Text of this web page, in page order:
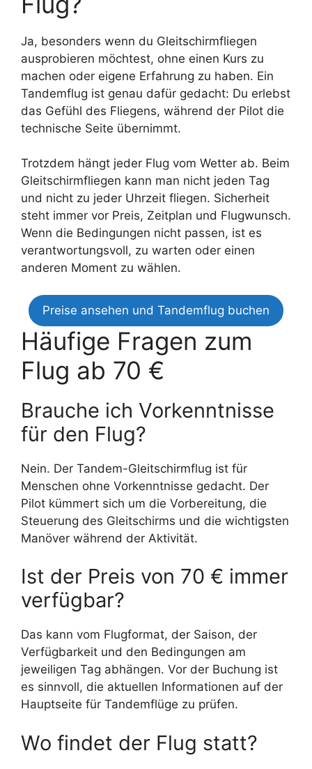
Ja, besonders wenn du Gleitschirmfliegen
ausprobieren möchtest, ohne einen Kurs zu
machen oder eigene Erfahrung zu haben. Ein
Tandemflug ist genau dafür gedacht: Du erlebst
das Gefühl des Fliegens, während der Pilot die
technische Seite übernimmt.
Trotzdem hängt jeder Flug vom Wetter ab. Beim
Gleitschirmfliegen kann man nicht jeden Tag
und nicht zu jeder Uhrzeit fliegen. Sicherheit
steht immer vor Preis, Zeitplan und Flugwunsch.
Wenn die Bedingungen nicht passen, ist es
verantwortungsvoll, zu warten oder einen
anderen Moment zu wählen.
Preise ansehen und Tandemflug buchen
Häufige Fragen zum
Flug ab 70 €
Brauche ich Vorkenntnisse
für den Flug?
Nein. Der Tandem-Gleitschirmflug ist für
Menschen ohne Vorkenntnisse gedacht. Der
Pilot kümmert sich um die Vorbereitung, die
Steuerung des Gleitschirms und die wichtigsten
Manöver während der Aktivität.
Ist der Preis von 70 € immer
verfügbar?
Das kann vom Flugformat, der Saison, der
Verfügbarkeit und den Bedingungen am
jeweiligen Tag abhängen. Vor der Buchung ist
es sinnvoll, die aktuellen Informationen auf der
Hauptseite für Tandemflüge zu prüfen.
Wo findet der Flug statt?